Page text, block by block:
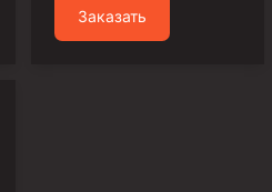
воронкой и с
Заказать